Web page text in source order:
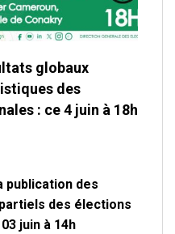
globaux
des
: ce 4 juin à 18h
publication des
des élections
juin à 14h